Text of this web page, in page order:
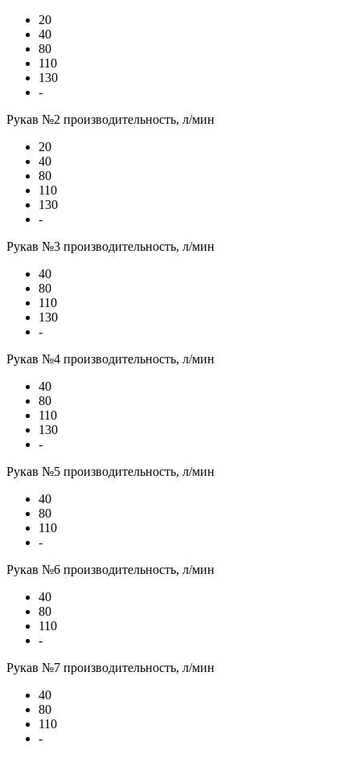
20
40
80
110
130
-
Рукав №2 производительность, л/мин
20
40
80
110
130
-
Рукав №3 производительность, л/мин
40
80
110
130
-
Рукав №4 производительность, л/мин
40
80
110
130
-
Рукав №5 производительность, л/мин
40
80
110
-
Рукав №6 производительность, л/мин
40
80
110
-
Рукав №7 производительность, л/мин
40
80
110
-